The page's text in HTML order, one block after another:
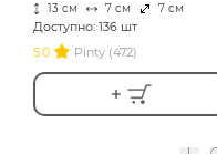
13 см 7 см 7 см
Доступно: 136 шт
5.0
Pinty (472)